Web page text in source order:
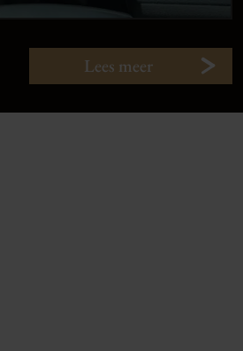
Lees meer